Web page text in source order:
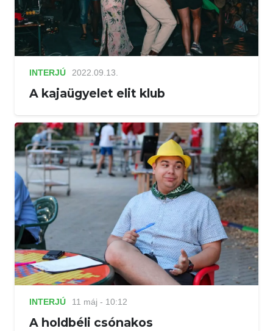
INTERJÚ 2022.09.13.
A kajaügyelet elit klub
INTERJÚ 11 máj - 10:12
A holdbéli csónakos